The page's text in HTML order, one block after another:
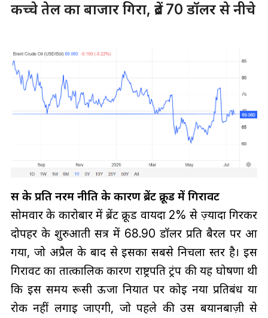
कच्चे तेल का बाजार गिरा, ब्रेंट 70 डॉलर से नीचे
रूस के प्रति नरम नीति के कारण ब्रेंट क्रूड में गिरावट
सोमवार के कारोबार में ब्रेंट क्रूड वायदा 2% से ज़्यादा गिरकर
दोपहर के शुरुआती सत्र में 68.90 डॉलर प्रति बैरल पर आ
गया, जो अप्रैल के बाद से इसका सबसे निचला स्तर है। इस
गिरावट का तात्कालिक कारण राष्ट्रपति ट्रंप की यह घोषणा थी
कि इस समय रूसी ऊर्जा निर्यात पर कोई नया प्रतिबंध या
रोक नहीं लगाई जाएगी, जो पहले की उस बयानबाज़ी से